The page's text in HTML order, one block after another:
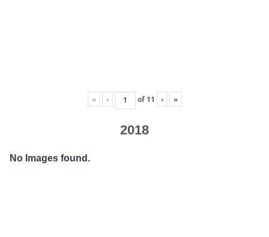
« ‹ of 11 › »
2018
No Images found.